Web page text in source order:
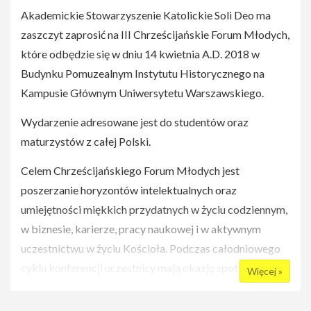
Wstęp bezpłatny, Brak rezerwacji miejsc
Akademickie Stowarzyszenie Katolickie Soli Deo ma
zaszczyt zaprosić na III Chrześcijańskie Forum Młodych,
które odbędzie się w dniu 14 kwietnia A.D. 2018 w
Budynku Pomuzealnym Instytutu Historycznego na
Kampusie Głównym Uniwersytetu Warszawskiego.
Wydarzenie adresowane jest do studentów oraz
maturzystów z całej Polski.
Celem Chrześcijańskiego Forum Młodych jest
poszerzanie horyzontów intelektualnych oraz
umiejętności miękkich przydatnych w życiu codziennym,
w biznesie, karierze, pracy naukowej i w aktywnym
uczestnictwu w życiu Kościoła. Podczas całodniowego
cyklu konferencji uczestnicy mają okazję spotkać się ze
Więcej »